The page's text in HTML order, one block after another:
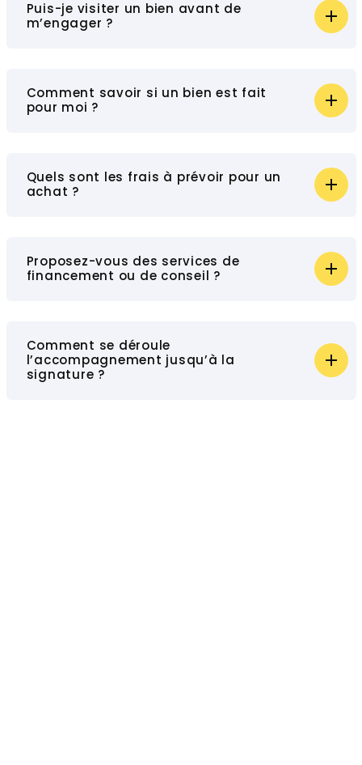
Puis-je visiter un bien avant de
m’engager ?
Comment savoir si un bien est fait
pour moi ?
Quels sont les frais à prévoir pour un
achat ?
Proposez-vous des services de
financement ou de conseil ?
Comment se déroule
l’accompagnement jusqu’à la
signature ?